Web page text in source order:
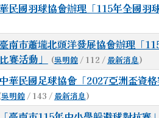
\_blank
民國羽球協會辦理「115年全國羽
臺南市蕭壠北頭洋發展協會辦理「
賽活動」
(吳明鍠/ 112 / 最新消息)
中華民國足球協會「2027亞洲盃資
吳明鍠/ 143 / 最新消息)